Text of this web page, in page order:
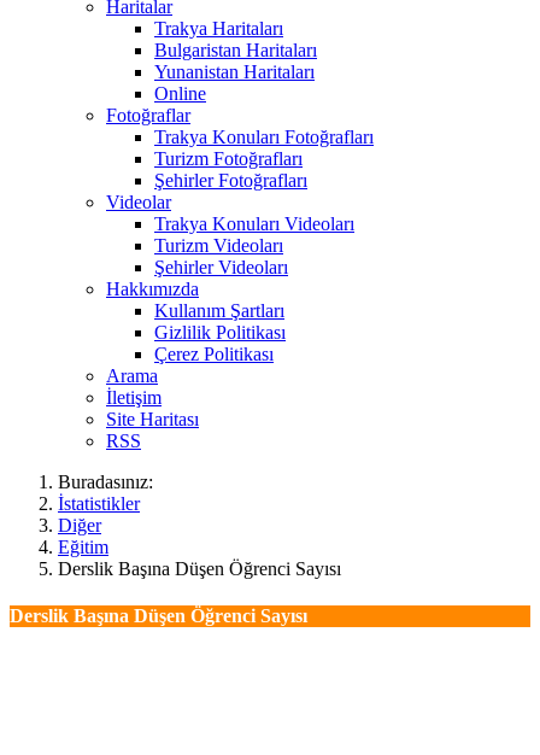
Haritalar
Trakya Haritaları
Bulgaristan Haritaları
Yunanistan Haritaları
Online
Fotoğraflar
Trakya Konuları Fotoğrafları
Turizm Fotoğrafları
Şehirler Fotoğrafları
Videolar
Trakya Konuları Videoları
Turizm Videoları
Şehirler Videoları
Hakkımızda
Kullanım Şartları
Gizlilik Politikası
Çerez Politikası
Arama
İletişim
Site Haritası
RSS
Buradasınız:
İstatistikler
Diğer
Eğitim
Derslik Başına Düşen Öğrenci Sayısı
Derslik Başına Düşen Öğrenci Sayısı